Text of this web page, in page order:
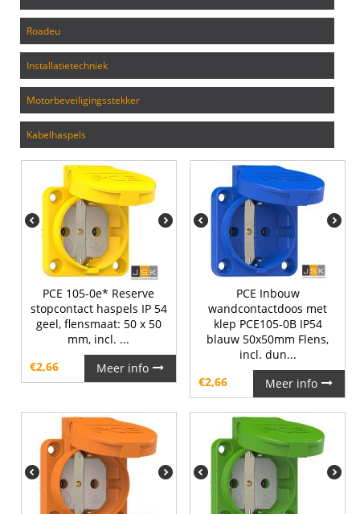
roadeu
installatietechniek
motorbeveiligingsstekker
kabelhaspels
PCE 105-0e* Reserve
stopcontact haspels IP 54
geel, flensmaat: 50 x 50
mm, incl. ...
€2,66 Meer info
PCE Inbouw
wandcontactdoos met
klep PCE105-0B IP54
blauw 50x50mm Flens,
incl. dun...
€2,66 Meer info